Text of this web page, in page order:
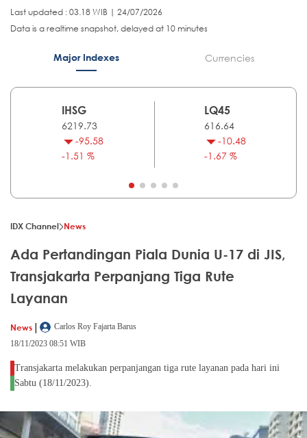
Last updated : 03.18 WIB | 24/07/2026
Data is a realtime snapshot, delayed at 10 minutes
Major Indexes Currencies
IHSG
6219.73
-95.58
-1.51 %
LQ45
616.64
-10.48
-1.67 %
IDX Channel News
Ada Pertandingan Piala Dunia U-17 di JIS,
Transjakarta Perpanjang Tiga Rute
Layanan
News |
Carlos Roy Fajarta Barus
18/11/2023 08:51 WIB
Transjakarta melakukan perpanjangan tiga rute layanan pada hari ini
Sabtu (18/11/2023).